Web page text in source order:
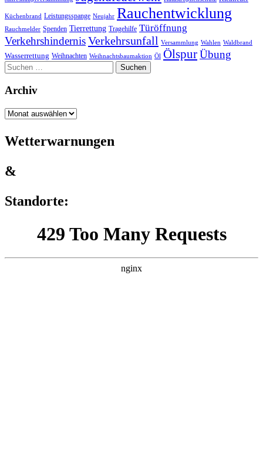
Küchenbrand Leistungsspange Neujahr Rauchentwicklung
Rauchmelder Spenden Tierrettung Tragehilfe Türöffnung
Verkehrshindernis Verkehrsunfall Versammlung Wahlen Waldbrand
Wasserrettung Weihnachten Weihnachtsbaumaktion Öl Ölspur Übung
Suchen
nach:
Archiv
Archiv
Wetterwarnungen
&
Standorte: